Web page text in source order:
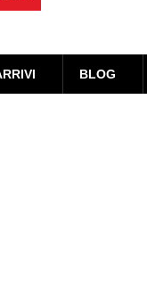
BLOG